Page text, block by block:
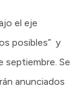
el eje
posibles” y
septiembre. Se
anunciados